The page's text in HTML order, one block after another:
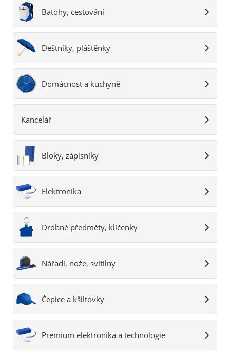
Batohy, cestování
Deštníky, pláštěnky
Domácnost a kuchyně
Kancelář
Bloky, zápisníky
Elektronika
Drobné předměty, klíčenky
Nářadí, nože, svítilny
Čepice a kšiltovky
Premium elektronika a technologie